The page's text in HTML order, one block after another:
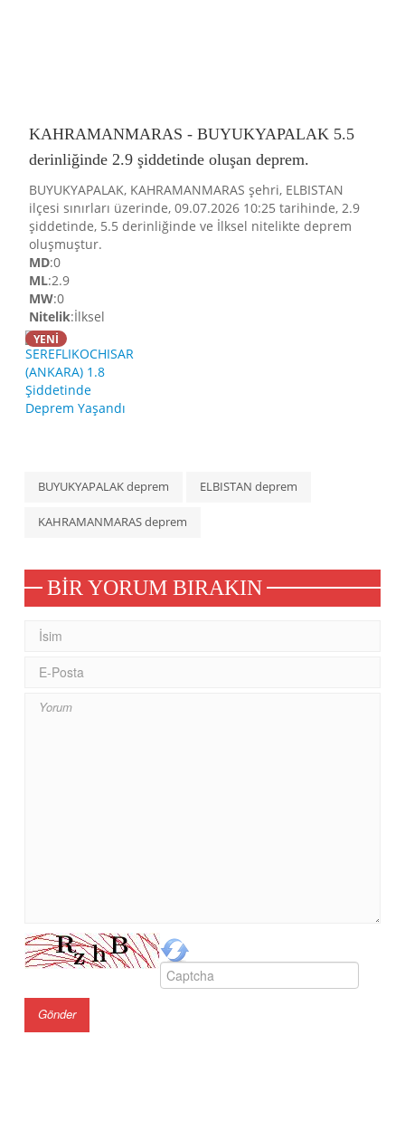
KAHRAMANMARAS - BUYUKYAPALAK 5.5
derinliğinde 2.9 şiddetinde oluşan deprem.
BUYUKYAPALAK, KAHRAMANMARAS şehri, ELBISTAN
ilçesi sınırları üzerinde, 09.07.2026 10:25 tarihinde, 2.9
şiddetinde, 5.5 derinliğinde ve İlksel nitelikte deprem
oluşmuştur.
MD:0
ML:2.9
MW:0
Nitelik:İlksel
YENİ
BUYUKYAPALAK deprem ELBISTAN deprem
KAHRAMANMARAS deprem
BIR YORUM BIRAKIN